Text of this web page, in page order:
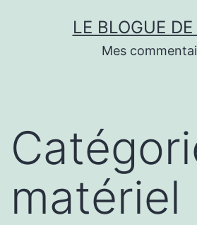
LE BLOGUE
Mes
matériel